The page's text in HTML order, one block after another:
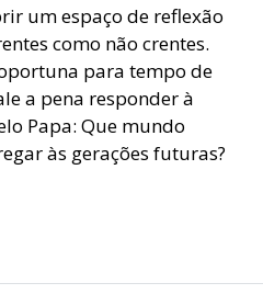
um espaço de reflexão
como não crentes.
para tempo de
a pena responder à
Papa: Que mundo
às gerações futuras?